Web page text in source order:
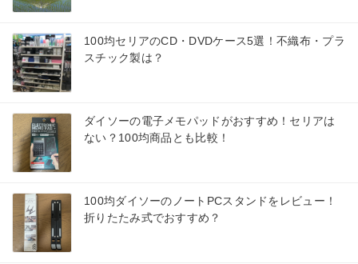
100均セリアのCD・DVDケース5選！不織布・プラ
スチック製は？
ダイソーの電子メモパッドがおすすめ！セリアは
ない？100均商品とも比較！
100均ダイソーのノートPCスタンドをレビュー！
折りたたみ式でおすすめ？